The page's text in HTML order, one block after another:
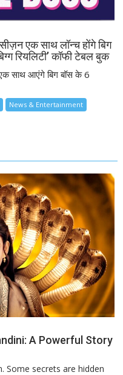
एक साथ लॉन्च होंगे बिग
रियलिटी’ कॉफी टेबल बुक
साथ आएंगे बिग बॉस के 6
News & Entertainment
A Powerful Story
Some secrets are hidden